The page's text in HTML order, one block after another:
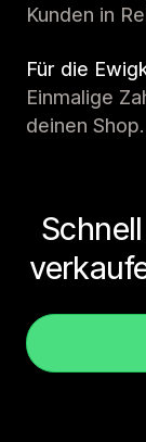
Kunden in
Für die
Einmalige
deinen